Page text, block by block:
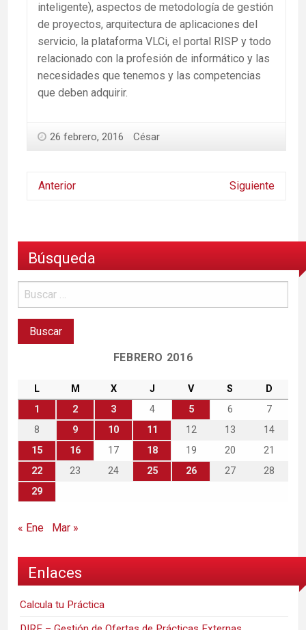
inteligente), aspectos de metodología de gestión
de proyectos, arquitectura de aplicaciones del
servicio, la plataforma VLCi, el portal RISP y todo
relacionado con la profesión de informático y las
necesidades que tenemos y las competencias
que deben adquirir.
26 febrero, 2016 César
Anterior Siguiente
Búsqueda
FEBRERO 2016
L M X J V S
D
1
2 3 4 5 6
7
8
9 10 11 12 13
14
15
16 17 18 19 20
21
22
23 24 25 26 27
28
29
« Ene Mar »
Enlaces
Calcula tu Práctica